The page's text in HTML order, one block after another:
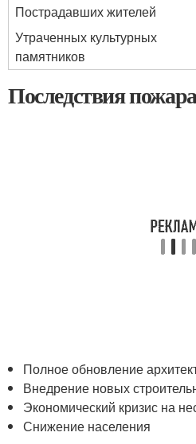
Пострадавших жителей
Утраченных культурных
памятников
Последствия пожара
Полное обновление
Внедрение новых
Экономический кризис на
Снижение населения